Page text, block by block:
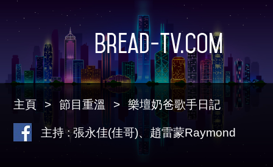
Bread-TV.com
主頁 節目重溫 樂壇奶爸歌手日記
主持 : 張永佳(佳哥)、趙雷蒙Raymond